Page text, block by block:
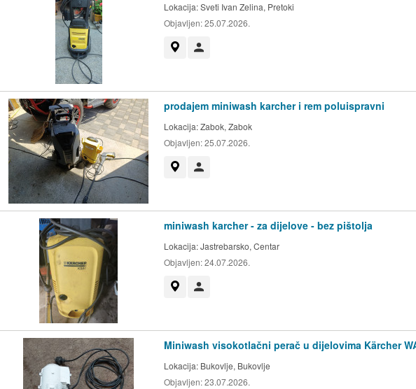
Lokacija:Sveti Ivan Zelina, Pretoki
Objavljen:25.07.2026.
prodajem miniwash karcher i rem poluispravni
Lokacija:Zabok, Zabok
Objavljen:25.07.2026.
miniwash karcher - za dijelove - bez pištolja
Lokacija:Jastrebarsko, Centar
Objavljen:24.07.2026.
Miniwash visokotlačni perač u dijelovima Kärcher
Lokacija: Bukovlje, Bukovlje
Objavljen:23.07.2026.